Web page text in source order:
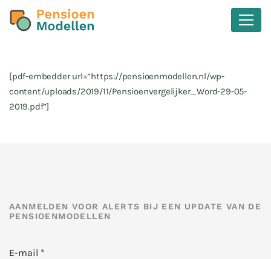
[pdf-embedder url=”https://pensioenmodellen.nl/wp-
content/uploads/2019/11/Pensioenvergelijker_Word-29-05-
2019.pdf”]
AANMELDEN VOOR ALERTS BIJ EEN UPDATE VAN DE
PENSIOENMODELLEN
E-mail *